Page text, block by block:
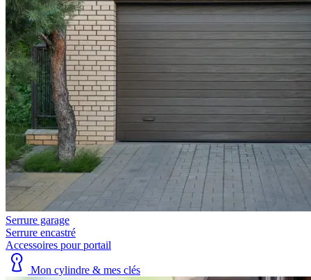
Serrure garage
Serrure encastré
Accessoires pour portail
Mon cylindre & mes clés